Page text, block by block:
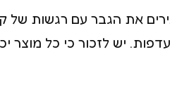
את הגבר עם רגשות של
יש לזכור כי כל